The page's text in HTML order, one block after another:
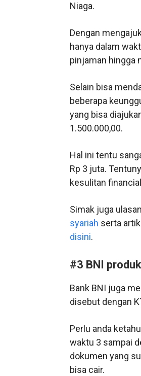
Niaga.
Dengan
hanya dalam
pinjaman hingga
Selain bisa
beberapa
yang bisa
1.500.000,00.
Hal ini tentu
Rp 3 juta.
kesulitan
Simak juga
syariah serta
disini.
#3 BNI
Bank BNI juga
disebut dengan
Perlu anda
waktu 3 sampai
dokumen yang
bisa cair.